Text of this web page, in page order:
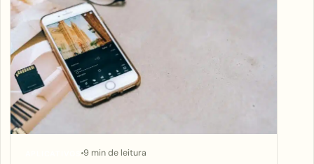
9 min de leitura